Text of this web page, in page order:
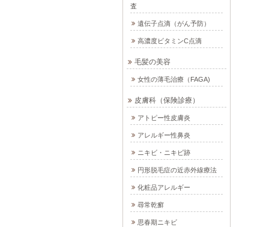
査
遺伝子点滴（がん予防）
高濃度ビタミンC点滴
毛髪の美容
女性の薄毛治療（FAGA)
皮膚科（保険診療）
アトピー性皮膚炎
アレルギー性鼻炎
ニキビ・ニキビ跡
円形脱毛症の近赤外線療法
化粧品アレルギー
尋常乾癬
思春期ニキビ